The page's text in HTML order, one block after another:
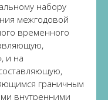
набору
межгодовой
временного
и на
граничным
внутренними